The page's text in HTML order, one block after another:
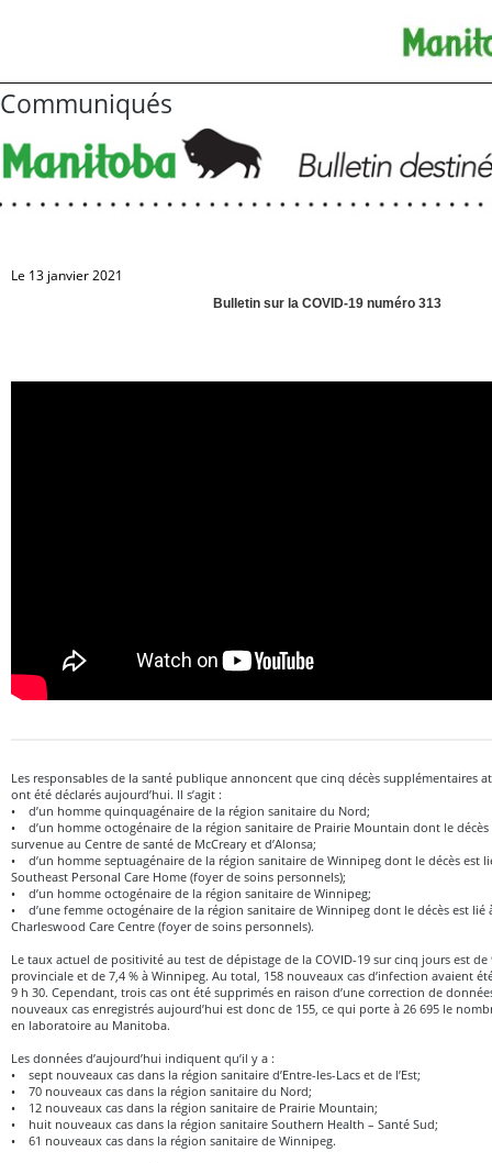
Communiqués
Le 13 janvier 2021
Bulletin sur la COVID-19 numéro 313
Les responsables de la santé publique annoncent que cinq décès supplémentaires
ont été déclarés aujourd’hui. Il s’agit :
• d’un homme quinquagénaire de la région sanitaire du Nord;
• d’un homme octogénaire de la région sanitaire de Prairie Mountain dont le décès
survenue au Centre de santé de McCreary et d’Alonsa;
• d’un homme septuagénaire de la région sanitaire de Winnipeg dont le décès est
Southeast Personal Care Home (foyer de soins personnels);
• d’un homme octogénaire de la région sanitaire de Winnipeg;
• d’une femme octogénaire de la région sanitaire de Winnipeg dont le décès est lié
Charleswood Care Centre (foyer de soins personnels).
Le taux actuel de positivité au test de dépistage de la COVID-19 sur cinq jours est de
provinciale et de 7,4 % à Winnipeg. Au total, 158 nouveaux cas d’infection avaient
9 h 30. Cependant, trois cas ont été supprimés en raison d’une correction de
nouveaux cas enregistrés aujourd’hui est donc de 155, ce qui porte à 26 695 le
en laboratoire au Manitoba.
Les données d’aujourd’hui indiquent qu’il y a :
• sept nouveaux cas dans la région sanitaire d’Entre-les-Lacs et de l’Est;
• 70 nouveaux cas dans la région sanitaire du Nord;
• 12 nouveaux cas dans la région sanitaire de Prairie Mountain;
• huit nouveaux cas dans la région sanitaire Southern Health – Santé Sud;
• 61 nouveaux cas dans la région sanitaire de Winnipeg.